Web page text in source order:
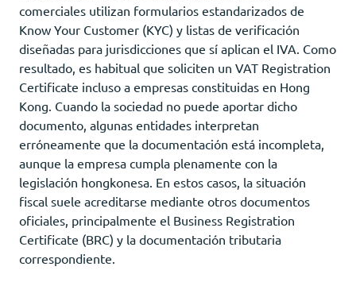
comerciales utilizan formularios estandarizados de
Know Your Customer (KYC) y listas de verificación
diseñadas para jurisdicciones que sí aplican el IVA. Como
resultado, es habitual que soliciten un VAT Registration
Certificate incluso a empresas constituidas en Hong
Kong. Cuando la sociedad no puede aportar dicho
documento, algunas entidades interpretan
erróneamente que la documentación está incompleta,
aunque la empresa cumpla plenamente con la
legislación hongkonesa. En estos casos, la situación
fiscal suele acreditarse mediante otros documentos
oficiales, principalmente el Business Registration
Certificate (BRC) y la documentación tributaria
correspondiente.